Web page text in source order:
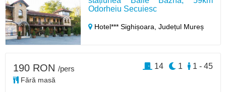
Odorheiu Secuiesc
Hotel*** Sighișoara,Județul Mureș
190 RON /pers
Fără masă
1 - 45
1
14